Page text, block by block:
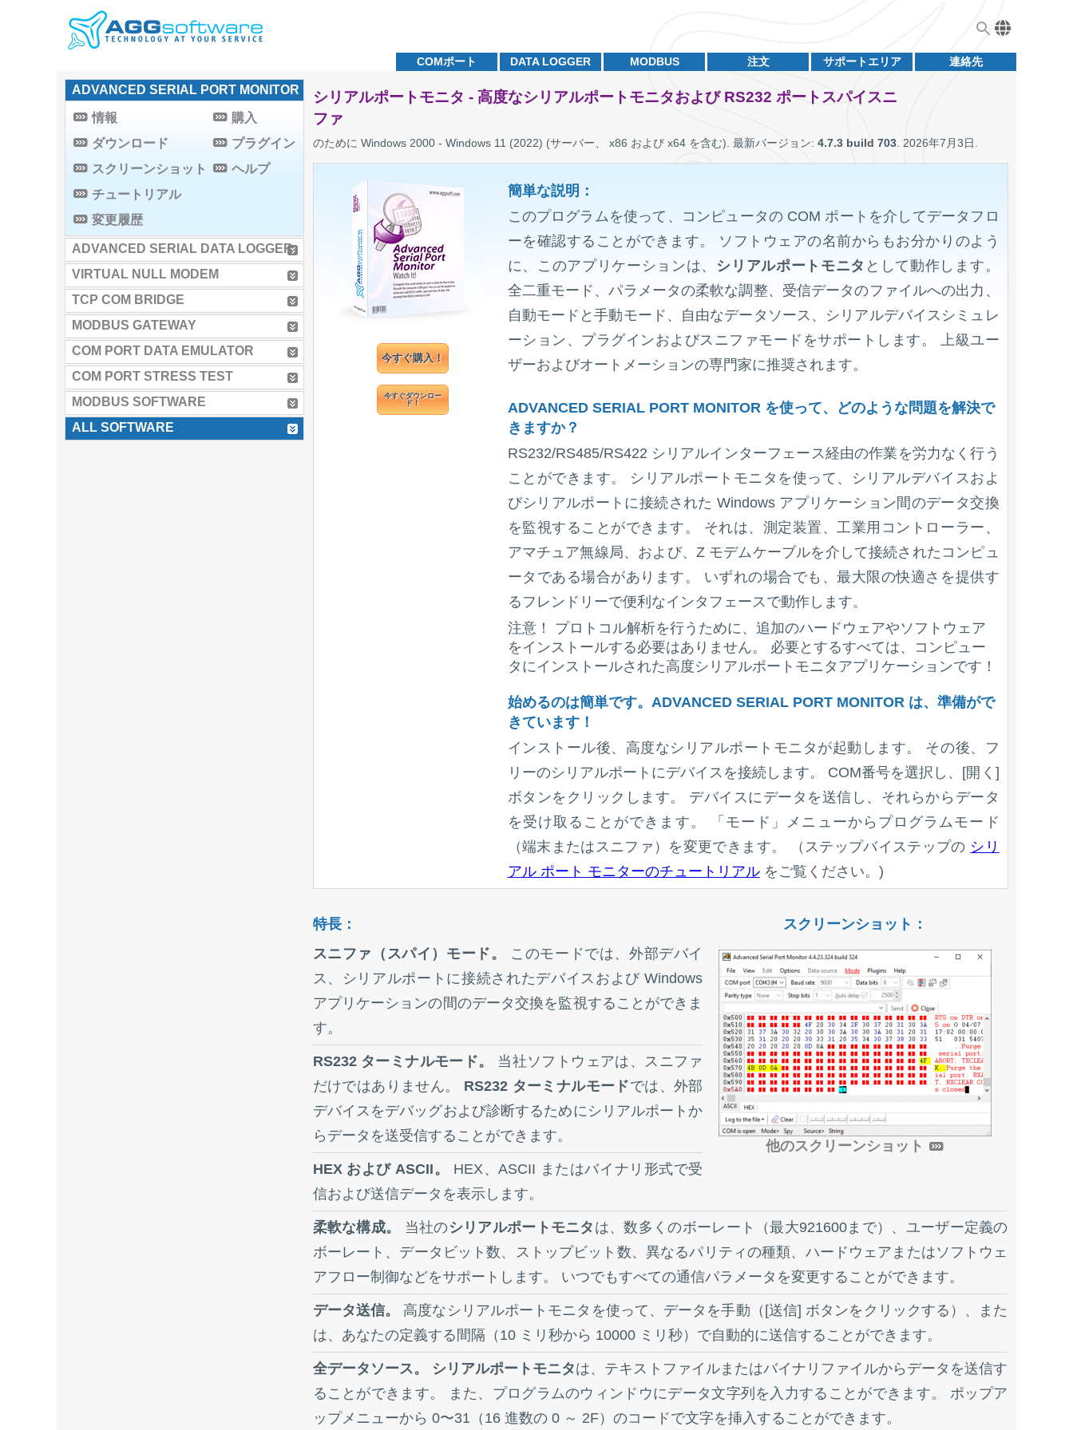
連絡先
サポートエリア
注文
MODBUS
DATA LOGGER
COMポート
ADVANCED SERIAL PORT MONITOR
情報
ダウンロード
スクリーンショット
チュートリアル
変更履歴
購入
プラグイン
ヘルプ
ADVANCED SERIAL DATA LOGGER
VIRTUAL NULL MODEM
TCP COM BRIDGE
MODBUS GATEWAY
COM PORT DATA EMULATOR
COM PORT STRESS TEST
MODBUS SOFTWARE
ALL SOFTWARE
シリアルポートモニタ - 高度なシリアルポートモニタおよび RS232 ポートスパイスニ
ファ
のために Windows 2000 - Windows 11 (2022) (サーバー、 x86 および x64 を含む). 最新バージョン: 4.7.3 build 703. 2026年7月3日.
今すぐ購入！
今すぐダウンロー
ド！
簡単な説明：
このプログラムを使って、コンピュータの COM ポートを介してデータフロ
ーを確認することができます。 ソフトウェアの名前からもお分かりのよう
に、このアプリケーションは、 シリアルポートモニタ として動作します。
全二重モード、パラメータの柔軟な調整、受信データのファイルへの出力、
自動モードと手動モード、自由なデータソース、シリアルデバイスシミュレ
ーション、プラグインおよびスニファモードをサポートします。 上級ユー
ザーおよびオートメーションの専門家に推奨されます。
ADVANCED SERIAL PORT MONITOR を使って、どのような問題を解決で
きますか？
RS232/RS485/RS422 シリアルインターフェース経由の作業を労力なく行う
ことができます。 シリアルポートモニタを使って、シリアルデバイスおよ
びシリアルポートに接続された Windows アプリケーション間のデータ交換
を監視することができます。 それは、測定装置、工業用コントローラー、
アマチュア無線局、および、Z モデムケーブルを介して接続されたコンピュ
ータである場合があります。 いずれの場合でも、最大限の快適さを提供す
るフレンドリーで便利なインタフェースで動作します。
注意！
プロトコル解析を行うために、追加のハードウェアやソフトウェア
をインストールする必要はありません。 必要とするすべては、コンピュー
タにインストールされた高度シリアルポートモニタアプリケーションです！
始めるのは簡単です。ADVANCED SERIAL PORT MONITOR は、準備がで
きています！
インストール後、高度なシリアルポートモニタが起動します。 その後、フ
リーのシリアルポートにデバイスを接続します。 COM番号を選択し、[開く]
ボタンをクリックします。 デバイスにデータを送信し、それらからデータ
を受け取ることができます。 「モード」メニューからプログラムモード
（端末またはスニファ）を変更できます。 （ステップバイステップの シリ
アル ポート モニターのチュートリアルをご覧ください。)
スクリーンショット：
他のスクリーンショット
特長：
スニファ（スパイ）モード。
このモードでは、外部デバイ
ス、シリアルポートに接続されたデバイスおよび Windows
アプリケーションの間のデータ交換を監視することができま
す。
RS232 ターミナルモード。
当社ソフトウェアは、スニファ
だけではありません。 RS232 ターミナルモードでは、外部
デバイスをデバッグおよび診断するためにシリアルポートか
らデータを送受信することができます。
HEX および ASCII。
HEX、ASCII またはバイナリ形式で受
信および送信データを表示します。
柔軟な構成。 当社のシリアルポートモニタ は、数多くのボーレート（最大921600まで）、ユーザー定義の
ボーレート、データビット数、ストップビット数、異なるパリティの種類、ハードウェアまたはソフトウェ
アフロー制御などをサポートします。 いつでもすべての通信パラメータを変更することができます。
データ送信。
高度なシリアルポートモニタを使って、データを手動（[送信] ボタンをクリックする）、また
は、あなたの定義する間隔（10 ミリ秒から 10000 ミリ秒）で自動的に送信することができます。
全データソース。 シリアルポートモニタは、テキストファイルまたはバイナリファイルからデータを送信す
ることができます。 また、プログラムのウィンドウにデータ文字列を入力することができます。 ポップア
ップメニューから 0〜31（16 進数の 0 ～ 2F）のコードで文字を挿入することができます。